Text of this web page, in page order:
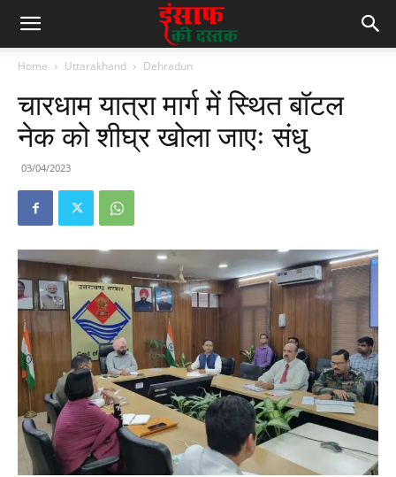
Home Uttarakhand Dehradun
चारधाम यात्रा मार्ग में स्थित बॉटल
नेक को शीघ्र खोला जाएः संधु
03/04/2023